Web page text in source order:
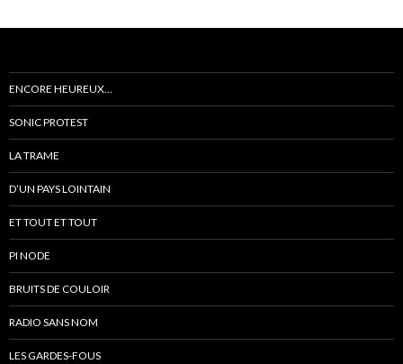
ENCORE HEUREUX…
SONIC PROTEST
LA TRAME
D’UN PAYS LOINTAIN
ET TOUT ET TOUT
PI NODE
BRUITS DE COULOIR
RADIO SANS NOM
LES GARDES-FOUS